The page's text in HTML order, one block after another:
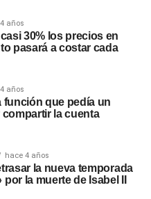
años
30% los precios en
pasará a costar cada
años
función que pedía un
la cuenta
hace 4 años
la nueva temporada
la muerte de Isabel II